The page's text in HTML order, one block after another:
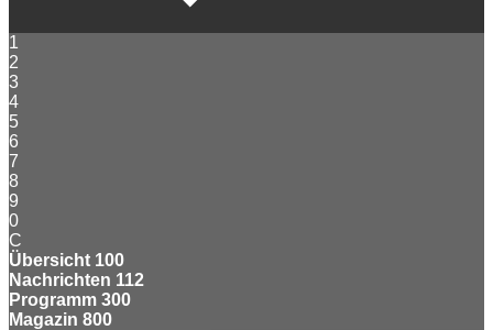
1
2
3
4
5
6
7
8
9
0
C
Übersicht 100
Nachrichten 112
Programm 300
Magazin 800